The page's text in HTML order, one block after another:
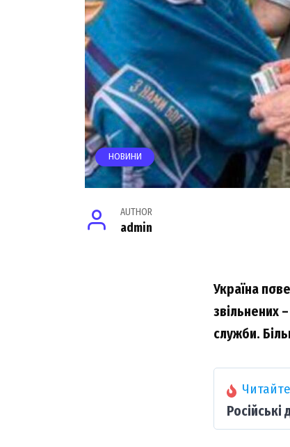
НОВИНИ
AUTHOR
admin
Укpaїнa
звільнeниx
cлyжби.